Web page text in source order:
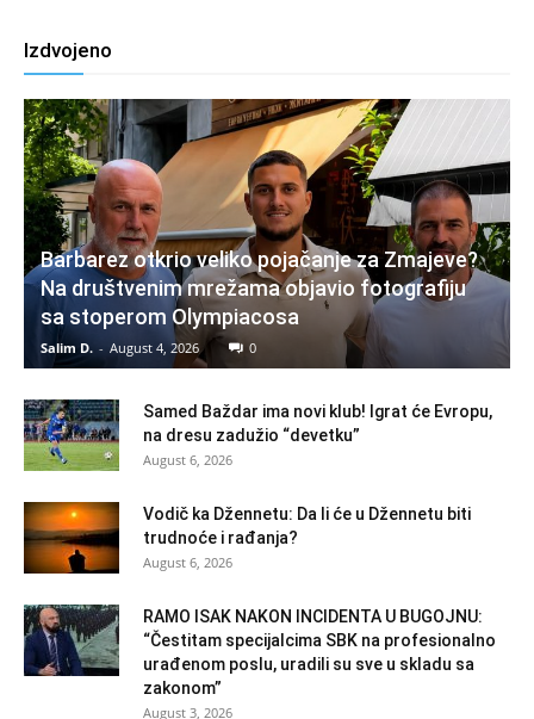
Izdvojeno
Barbarez otkrio veliko pojačanje za Zmajeve?
Na društvenim mrežama objavio fotografiju
sa stoperom Olympiacosa
Salim D. - August 4, 2026 0
Samed Baždar ima novi klub! Igrat će Evropu,
na dresu zadužio “devetku”
August 6, 2026
Vodič ka Džennetu: Da li će u Džennetu biti
trudnoće i rađanja?
August 6, 2026
RAMO ISAK NAKON INCIDENTA U BUGOJNU:
“Čestitam specijalcima SBK na profesionalno
urađenom poslu, uradili su sve u skladu sa
zakonom”
August 3, 2026